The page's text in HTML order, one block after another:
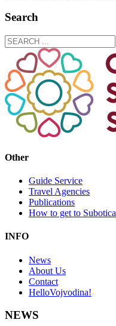
Search
Other
Guide Service
Travel Agencies
Publications
How to get to Subotica
INFO
News
About Us
Contact
HelloVojvodina!
NEWS